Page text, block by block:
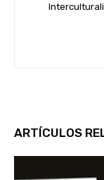
ARTÍCULOS